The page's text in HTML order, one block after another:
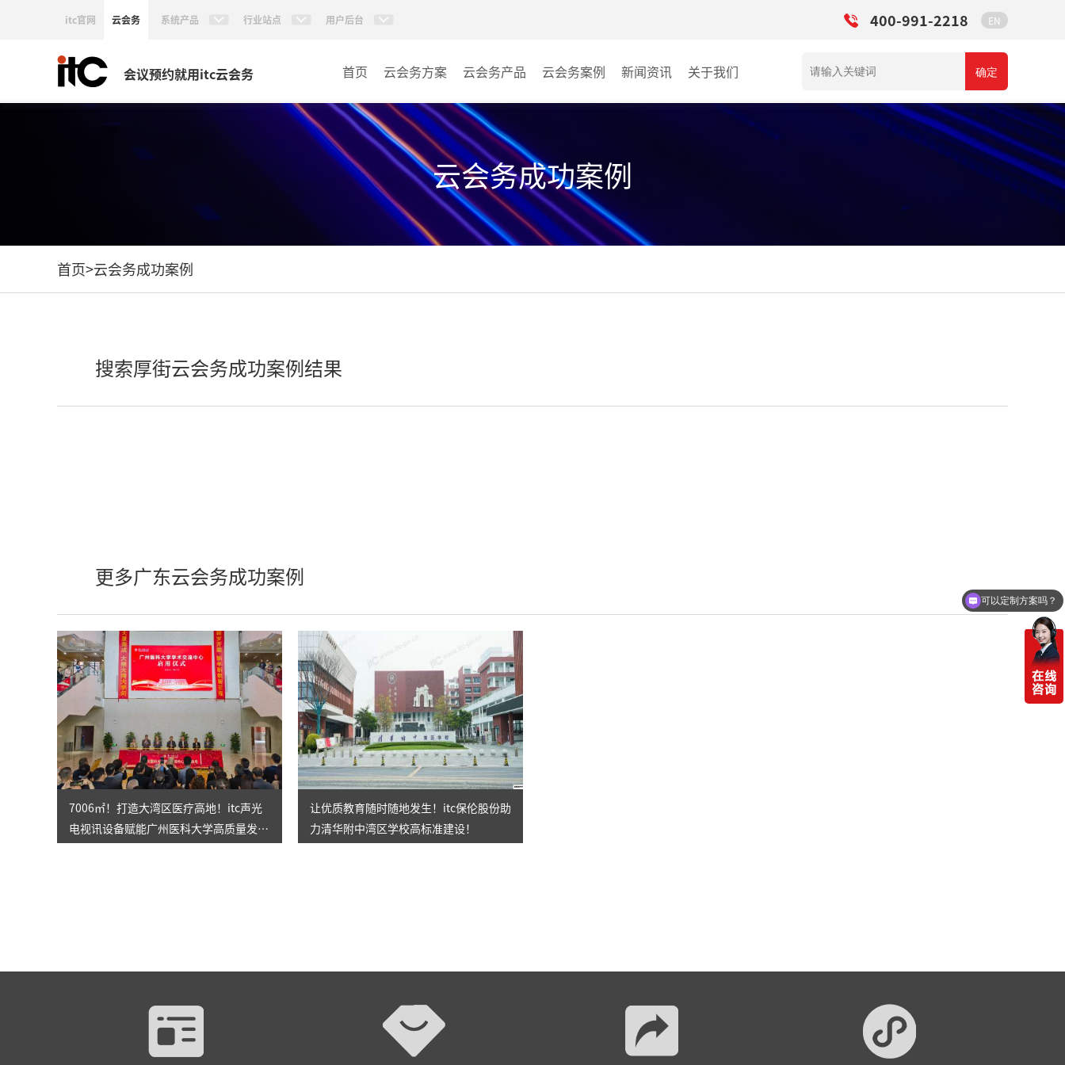
itc官网 云会务 系统产品 行业站点 用户后台 400-991-2218 EN
会议预约就用itc云会务 首页 云会务方案 云会务产品
多媒体信息发布系统
AI智慧展厅系统
AI百城视界系统
AI智慧排队叫号管理软件
云会务案例
教室
客房
其它
新闻资讯 关于我们 确定
云会务成功案例
首页>云会务成功案例
搜索厚街云会务成功案例结果
更多广东云会务成功案例
7006㎡！打造大湾区医疗高地！itc声光
电视讯设备赋能广州医科大学高质量发
让优质教育随时随地发生！itc保伦股份助
力清华附中湾区学校高标准建设！
可以定制方案吗？